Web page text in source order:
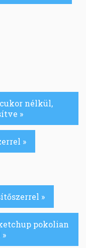
nélkül,
»
»
»
pokolian